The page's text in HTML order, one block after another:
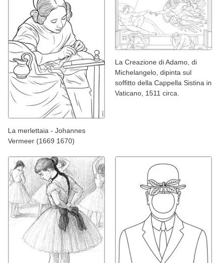
La merlettaia - Johannes
Vermeer (1669 1670)
La Creazione di Adamo, di
Michelangelo, dipinta sul
soffitto della Cappella Sistina in
Vaticano, 1511 circa.